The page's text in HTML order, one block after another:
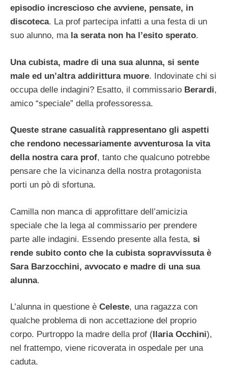
episodio increscioso che avviene, pensate, in
discoteca. La prof partecipa infatti a una festa di un
suo alunno, ma la serata non ha l’esito sperato.
Una cubista, madre di una sua alunna, si sente
male ed un’altra addirittura muore. Indovinate chi si
occupa delle indagini? Esatto, il commissario Berardi,
amico “speciale” della professoressa.
Queste strane casualità rappresentano gli aspetti
che rendono necessariamente avventurosa la vita
della nostra cara prof, tanto che qualcuno potrebbe
pensare che la vicinanza della nostra protagonista
porti un pò di sfortuna.
Camilla non manca di approfittare dell’amicizia
speciale che la lega al commissario per prendere
parte alle indagini. Essendo presente alla festa, si
rende subito conto che la cubista sopravvissuta è
Sara Barzocchini, avvocato e madre di una sua
alunna.
L’alunna in questione è Celeste, una ragazza con
qualche problema di non accettazione del proprio
corpo. Purtroppo la madre della prof ( Ilaria Occhini),
nel frattempo, viene ricoverata in ospedale per una
caduta.